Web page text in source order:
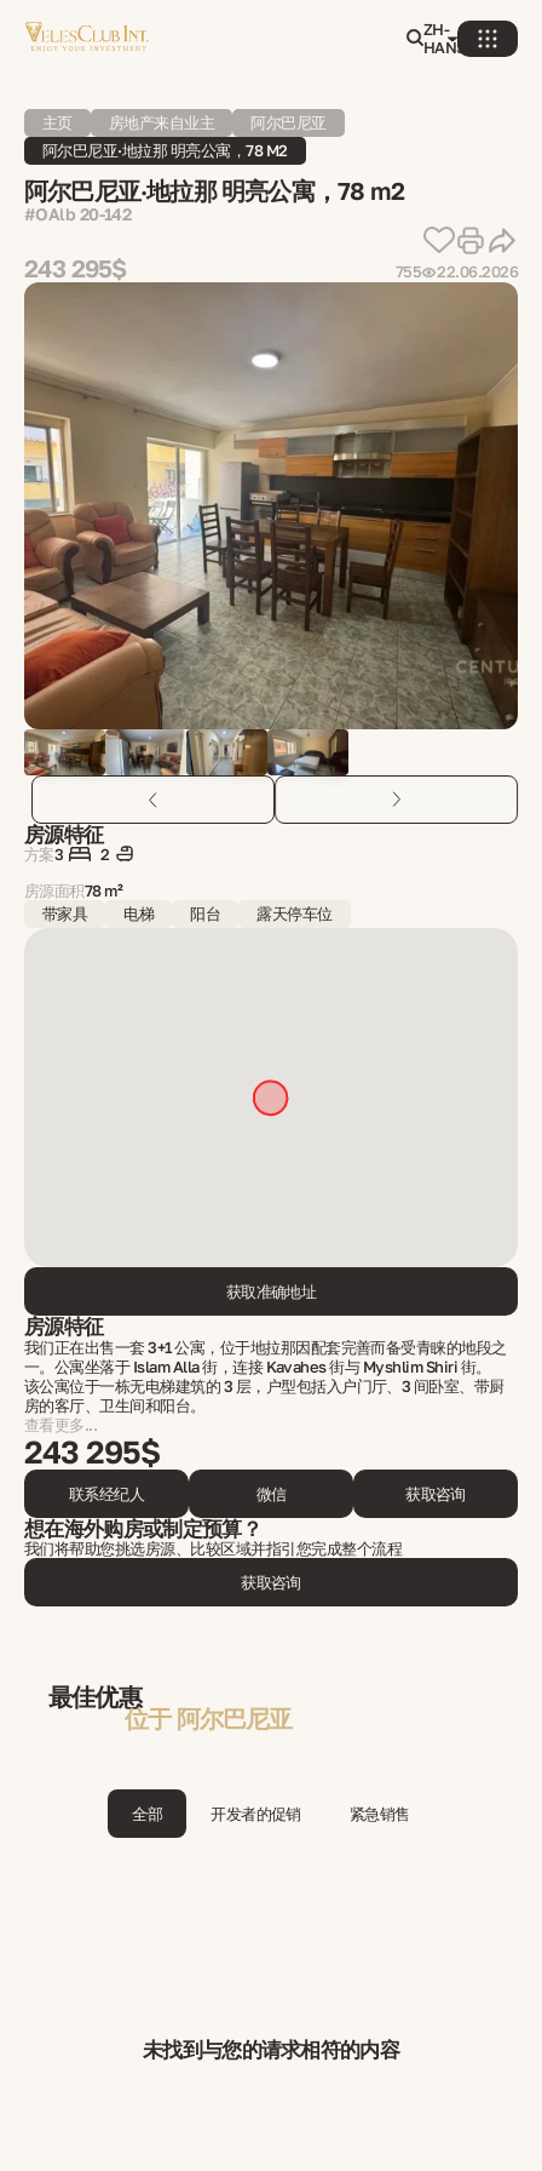
ZH-
HANS
主页 房地产来自业主
阿尔巴尼亚
阿尔巴尼亚·地拉那 明亮公寓，78 M2
阿尔巴尼亚·地拉那 明亮公寓，78 m2
#OAlb 20-142
243 295$ 755 22.06.2026
房源特征
方案3
2
房源面积78 m²
带家具
电梯 阳台 露天停车位
获取准确地址
房源特征
我们正在出售一套 3+1 公寓，位于地拉那因配套完善而备受青睐的地段之
一。公寓坐落于 Islam Alla 街，连接 Kavahes 街与 Myshlim Shiri 街。
该公寓位于一栋无电梯建筑的 3 层，户型包括入户门厅、3 间卧室、带厨
房的客厅、卫生间和阳台。
查看更多...
243 295$
联系经纪人 微信 获取咨询
想在海外购房或制定预算？
我们将帮助您挑选房源、比较区域并指引您完成整个流程
获取咨询
最佳优惠
位于 阿尔巴尼亚
全部 开发者的促销 紧急销售
未找到与您的请求相符的内容